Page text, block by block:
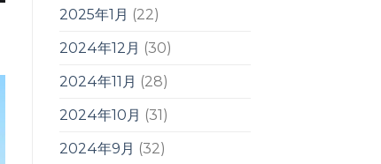
2025年1月 (22)
2024年12月 (30)
2024年11月 (28)
2024年10月 (31)
2024年9月 (32)